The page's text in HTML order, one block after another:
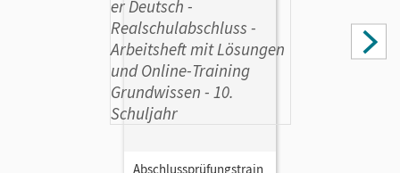
Abschlussprüfungstrain